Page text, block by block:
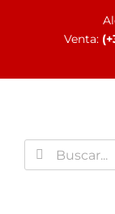
Venta:
Buscar: